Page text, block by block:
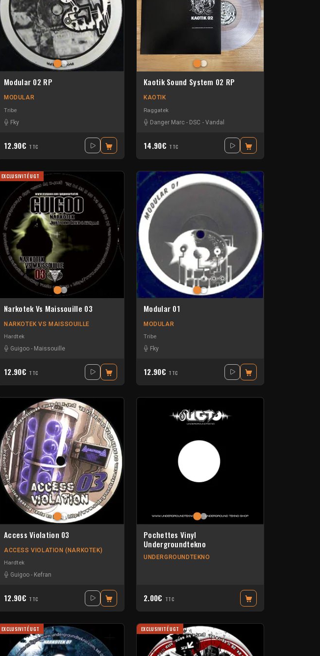
Modular 02 RP
MODULAR
Tribe
Fky
12.90€ TTC
Kaotik Sound System 02 RP
KAOTIK
Raggatek
Danger Marc - DSC - Vandal
14.90€ TTC
EXCLUSIVITÉ UGT
Narkotek Vs Maissouille 03
NARKOTEK VS MAISSOUILLE
Hardtek
Guigoo - Maissouille
12.90€ TTC
Modular 01
MODULAR
Tribe
Fky
12.90€ TTC
Access Violation 03
ACCESS VIOLATION (NARKOTEK)
Hardtek
Guigoo - Kefran
12.90€ TTC
Pochettes Vinyl
Undergroundtekno
UNDERGROUNDTEKNO
2.00€ TTC
EXCLUSIVITÉ UGT EXCLUSIVITÉ UGT